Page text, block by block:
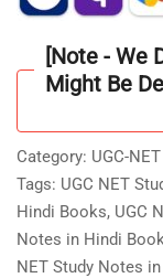
In
As
per
Syllabus
2025
[In
Hindi]
quantity
[Note - We
Might Be
Category: UGC-
Tags: UGC NET
Hindi Books, UGC
Notes in Hindi
NET Study Notes